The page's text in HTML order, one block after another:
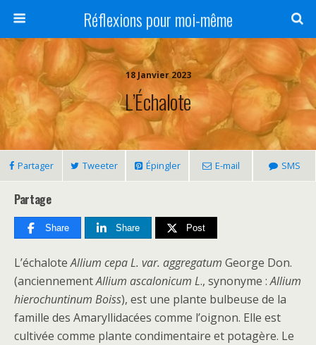
Réflexions pour moi-même
18 Janvier 2023
L’Échalote
Partager Tweeter Épingler E-mail SMS
Partage
Share Share Post
L’échaloteAllium cepa L. var. aggregatum George Don.
(anciennementAllium ascalonicum L., synonyme :Allium
hierochuntinum Boiss), est une plante bulbeuse de la
famille des Amaryllidacées comme l’oignon. Elle est
cultivée comme plante condimentaire et potagère. Le